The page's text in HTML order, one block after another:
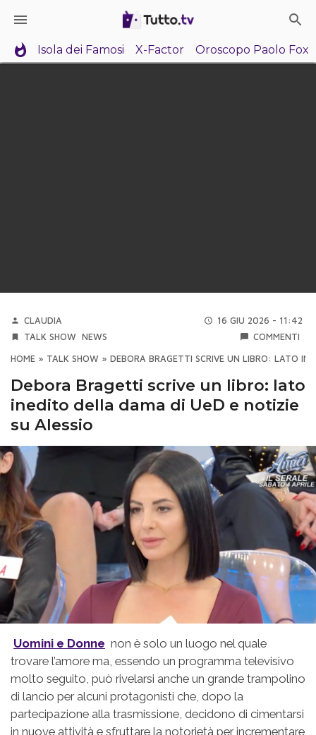
Isola dei Famosi X-Factor Oroscopo Paolo Fox
CLAUDIA
16 GIU 2026 - 11:42
TALK SHOW NEWS COMMENTI
HOME » TALK SHOW » DEBORA BRAGETTI SCRIVE UN LIBRO: LATO
Debora Bragetti scrive un libro: lato
inedito della dama di UeD e notizie
su Alessio
Uomini e Donne non è solo un luogo nel quale
trovare l’amore ma, essendo un programma televisivo
molto seguito, può rivelarsi anche un grande trampolino
di lancio per alcuni protagonisti che, dopo la
partecipazione alla trasmissione, decidono di cimentarsi
in nuove attività e sfruttare la notorietà per incrementare